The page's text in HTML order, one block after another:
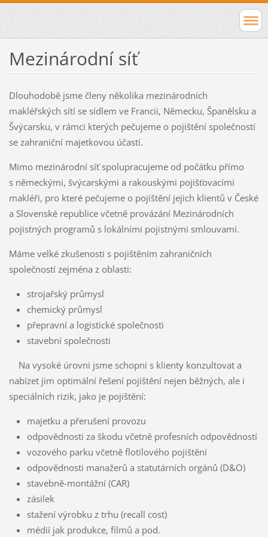
Mezinárodní síť
Dlouhodobě jsme členy několika mezinárodních
makléřských sítí se sídlem ve Francii, Německu, Španělsku a
Švýcarsku, v rámci kterých pečujeme o pojištění společností
se zahraniční majetkovou účastí.
Mimo mezinárodní síť spolupracujeme od počátku přímo
s německými, švýcarskými a rakouskými pojišťovacími
makléři, pro které pečujeme o pojištění jejich klientů v České
a Slovenské republice včetně provázání Mezinárodních
pojistných programů s lokálními pojistnými smlouvami.
Máme velké zkušenosti s pojištěním zahraničních
společností zejména z oblasti:
strojařský průmysl
chemický průmysl
přepravní a logistické společnosti
stavební společnosti
Na vysoké úrovni jsme schopni s klienty konzultovat a
nabízet jim optimální řešení pojištění nejen běžných, ale i
speciálních rizik, jako je pojištění:
majetku a přerušení provozu
odpovědnosti za škodu včetně profesních odpovědností
vozového parku včetně flotilového pojištění
odpovědnosti manažerů a statutárních orgánů (D&O)
stavebně-montážní (CAR)
zásilek
stažení výrobku z trhu (recall cost)
médií jak produkce, filmů a pod.